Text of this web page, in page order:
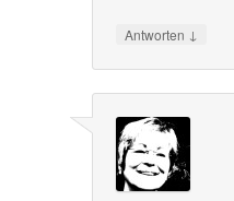
Antworten ↓